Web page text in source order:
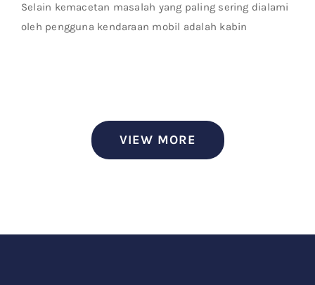
Selain kemacetan masalah yang paling sering dialami
oleh pengguna kendaraan mobil adalah kabin
VIEW MORE